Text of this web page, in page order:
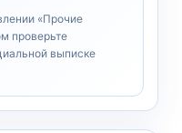
«Прочие
проверьте
выписке